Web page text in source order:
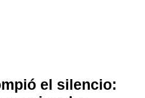
el silencio: